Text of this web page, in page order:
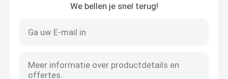
Vraag een offerte
Draadtrekkers
We bellen je snel terug!